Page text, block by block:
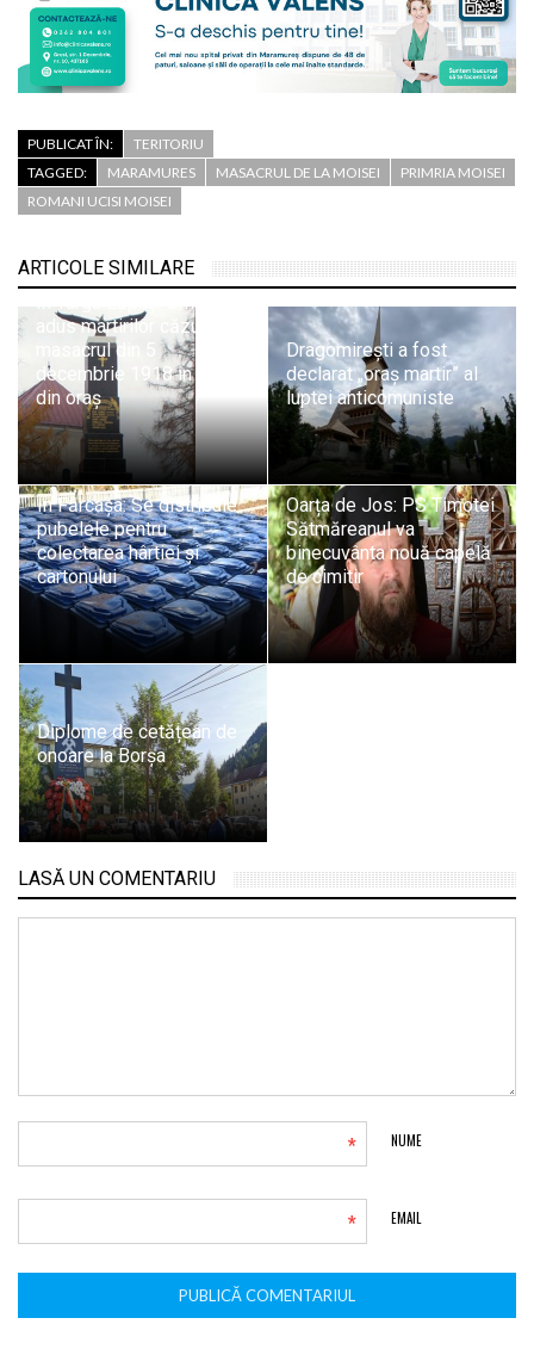
PUBLICAT ÎN:
TERITORIU
TAGGED:
MARAMURES MASACRUL DE LA MOISEI
PRIMRIA MOISEI
ROMANI UCISI MOISEI
ARTICOLE SIMILARE
În Târgu Lăpuș: Omagiu
adus martirilor căzuți în
masacrul din 5
decembrie 1918 în piața
din oraș
Dragomireşti a fost
declarat „oraş martir” al
luptei anticomuniste
În Fărcașa: Se distribuie
pubelele pentru
colectarea hârtiei și
cartonului
Oarța de Jos: PS Timotei
Sătmăreanul va
binecuvânta nouă capelă
de cimitir
Diplome de cetățean de
onoare la Borșa
LASĂ UN COMENTARIU
NUME
*
EMAIL
*